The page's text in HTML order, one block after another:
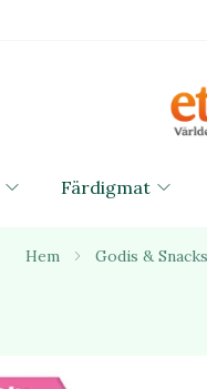
Färdigmat
Hem Godis & Snacks